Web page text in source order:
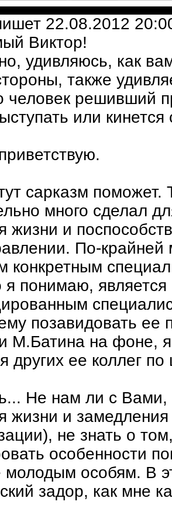
22.08.2012
Виктор!
удивляюсь, как
также
человек решивший
или
сарказм
много сделал
жизни и
По-
конкретным
я понимаю,
позавидовать ее
М.Батина на фоне,
других ее коллег
Не нам ли с Вами,
жизни и
не знать о
особенности
молодым особям. В
задор, как мне